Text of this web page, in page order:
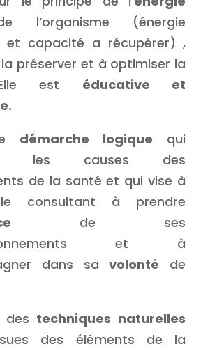
l’organisme (énergie
et capacité a récupérer) ,
préserver et à optimiser la
est éducative et
démarche logique qui
les causes des
de la santé et qui vise à
consultant à prendre
de ses
et à
dans sa volonté de
des techniques naturelles
des éléments de la